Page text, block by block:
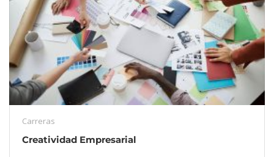
Carreras
Creatividad Empresarial